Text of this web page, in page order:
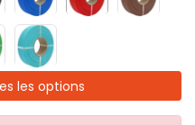
les options